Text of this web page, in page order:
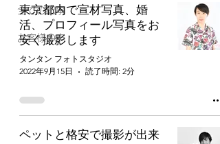
全ての記事
お客様の声
東京都内で宣材写真、婚
活、プロフィール写真をお
安く撮影します
タンタン フォトスタジオ
2022年9月15日
読了時間: 2分
ペットと格安で撮影が出来